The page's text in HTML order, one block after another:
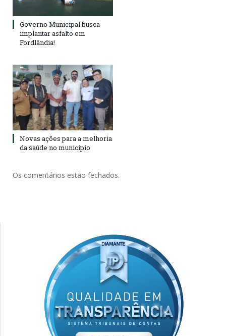
Governo Municipal busca
implantar asfalto em
Fordlândia!
Novas ações para a melhoria
da saúde no município
Os comentários estão fechados.